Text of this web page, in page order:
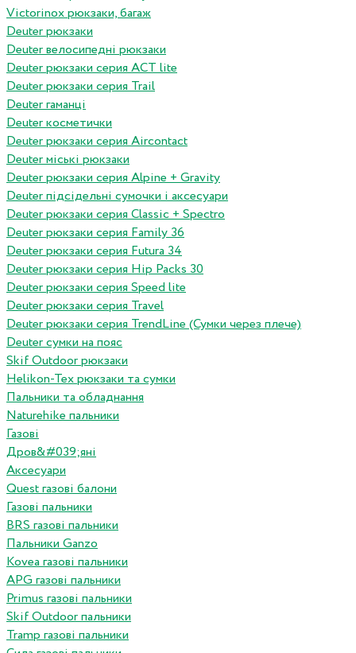
Victorinox рюкзаки, багаж
Deuter рюкзаки
Deuter велосипедні рюкзаки
Deuter рюкзаки серия ACT lite
Deuter рюкзаки серия Trail
Deuter гаманці
Deuter косметички
Deuter рюкзаки серия Aircontact
Deuter міські рюкзаки
Deuter рюкзаки серия Alpine + Gravity
Deuter підсідельні сумочки і аксесуари
Deuter рюкзаки серия Classic + Spectro
Deuter рюкзаки серия Family 36
Deuter рюкзаки серия Futura 34
Deuter рюкзаки серия Hip Packs 30
Deuter рюкзаки серия Speed lite
Deuter рюкзаки серия Travel
Deuter рюкзаки серия TrendLine (Сумки через плече)
Deuter сумки на пояс
Skif Outdoor рюкзаки
Helikon-Tex рюкзаки та сумки
Пальники та обладнання
Naturehike пальники
Газові
Дров&#039;яні
Аксесуари
Quest газові балони
Газові пальники
BRS газові пальники
Пальники Ganzo
Kovea газові пальники
APG газові пальники
Primus газові пальники
Skif Outdoor пальники
Tramp газові пальники